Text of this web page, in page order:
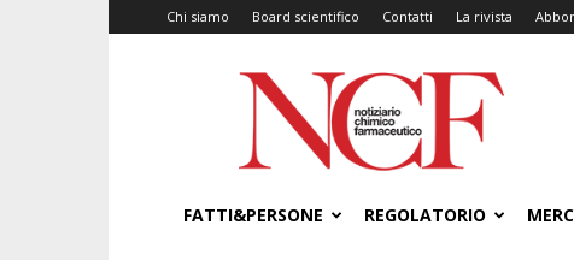
Chi siamo Board scientifico Contatti La rivista
NCF
–
Notiziario
Chimico
FATTI&PERSONE
REGOLATORIO